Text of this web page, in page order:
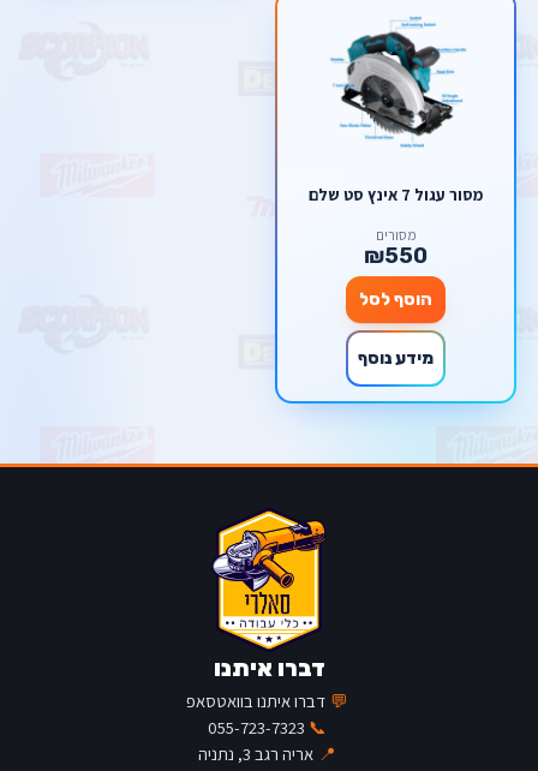
מסור עגול 7 אינץ סט שלם
מסורים
₪550
הוסף לסל
מידע נוסף
דברו איתנו
💬 דברו איתנו בוואטסאפ
📞
055-723-7323
📍 אריה רגב 3, נתניה